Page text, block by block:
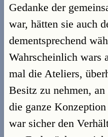
Gedanke der
war, hätten sie auch
dementsprechend
Wahrscheinlich wars
mal die Ateliers,
Besitz zu nehmen,
die ganze
war sicher den